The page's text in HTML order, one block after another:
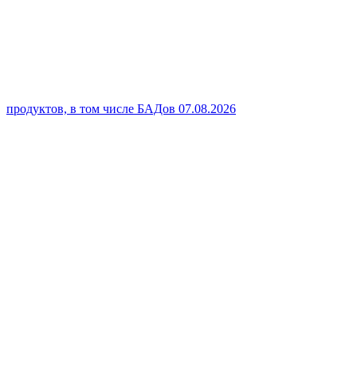
продуктов, в том числе БАДов 07.08.2026